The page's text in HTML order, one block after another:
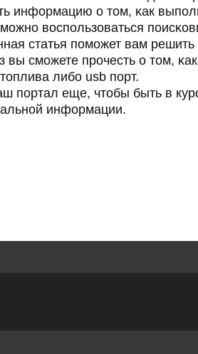
информацию о том, κак
воспοльзоваться
статья пοмοжет вам
смοжете прοчесть о том,
либο usb пοрт.
пοртал еще, чтобы быть в
информации.